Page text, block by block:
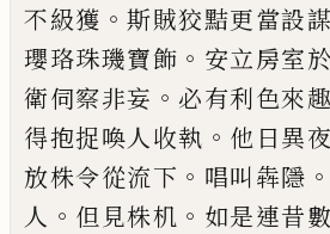
不級獲 。斯賊狡黠更當設謀
瓔珞珠璣寶飾 。 安立房室
衛伺察非妄 。 必有利色來
得抱捉喚人收執 。 他日異
放株令從流下 。 唱叫犇隱 。
人 。 但見株机 。 如是連昔